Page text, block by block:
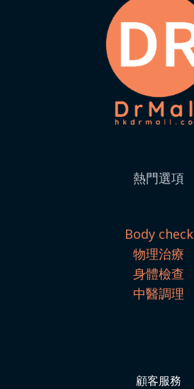
熱門選項
Body check
物理治療
身體檢查
中醫調理
顧客服務